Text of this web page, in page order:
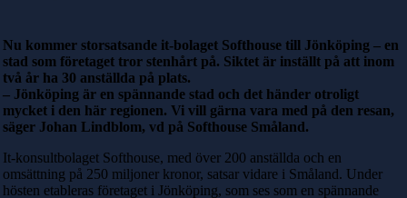
Nu kommer storsatsande it-bolaget Softhouse till Jönköping – en
stad som företaget tror stenhårt på. Siktet är inställt på att inom
två år ha 30 anställda på plats.
– Jönköping är en spännande stad och det händer otroligt
mycket i den här regionen. Vi vill gärna vara med på den resan,
säger Johan Lindblom, vd på Softhouse Småland.
It-konsultbolaget Softhouse, med över 200 anställda och en
omsättning på 250 miljoner kronor, satsar vidare i Småland. Under
hösten etableras företaget i Jönköping, som ses som en spännande